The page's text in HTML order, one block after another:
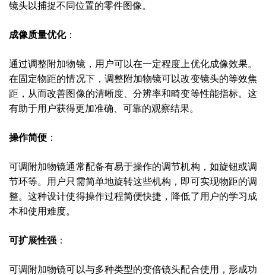
镜头以捕捉不同位置的零件图像。
成像质量优化：
通过调整附加物镜，用户可以在一定程度上优化成像效果。
在固定物距的情况下，调整附加物镜可以改变镜头的等效焦
距，从而改善图像的清晰度、分辨率和畸变等性能指标。这
有助于用户获得更加准确、可靠的观察结果。
操作简便 ：
可调附加物镜通常配备有易于操作的调节机构，如旋钮或调
节环等。用户只需简单地旋转这些机构，即可实现物距的调
整。这种设计使得操作过程简便快捷，降低了用户的学习成
本和使用难度。
可扩展性强 ：
可调附加物镜可以与多种类型的变倍镜头配合使用，形成功